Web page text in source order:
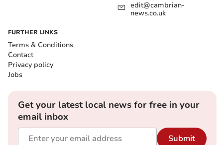
edit@cambrian-
news.co.uk
FURTHER LINKS
Terms & Conditions
Contact
Privacy policy
Jobs
Get your latest local news for free in your
email inbox
Submit